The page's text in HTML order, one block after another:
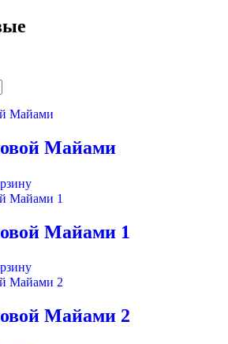
Майами
Майами 1
Майами 2